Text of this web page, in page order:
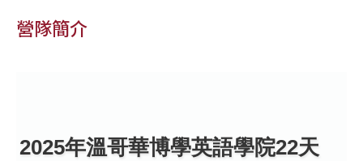
營隊簡介
2025年溫哥華博學英語學院22天